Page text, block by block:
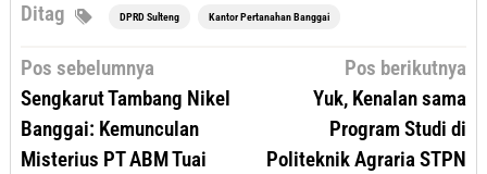
Ditag DPRD Sulteng Kantor Pertanahan Banggai
Navigasi
Pos sebelumnya
Sengkarut Tambang Nikel
Banggai: Kemunculan
Misterius PT ABM Tuai
Pos berikutnya
Yuk, Kenalan sama
Program Studi di
Politeknik Agraria STPN